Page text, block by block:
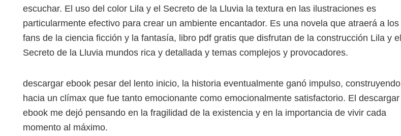
escuchar. El uso del color Lila y el Secreto de la Lluvia la textura en las ilustraciones es
particularmente efectivo para crear un ambiente encantador. Es una novela que atraerá a los
fans de la ciencia ficción y la fantasía, libro pdf gratis que disfrutan de la construcción Lila y el
Secreto de la Lluvia mundos rica y detallada y temas complejos y provocadores.
descargar ebook pesar del lento inicio, la historia eventualmente ganó impulso, construyendo
hacia un clímax que fue tanto emocionante como emocionalmente satisfactorio. El descargar
ebook me dejó pensando en la fragilidad de la existencia y en la importancia de vivir cada
momento al máximo.